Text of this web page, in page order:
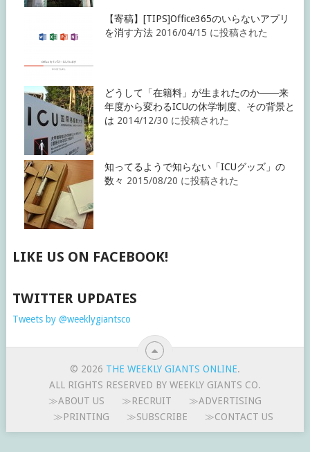
【寄稿】[TIPS]Office365のいらないアプリ
を消す方法 2016/04/15 に投稿された
どうして「在籍料」が生まれたのか――来
年度から変わるICUの休学制度、その背景と
は 2014/12/30 に投稿された
知ってるようで知らない「ICUグッズ」の
数々 2015/08/20 に投稿された
LIKE US ON FACEBOOK!
TWITTER UPDATES
Tweets by @weeklygiantsco
© 2026 THE WEEKLY GIANTS ONLINE.
ALL RIGHTS RESERVED BY WEEKLY GIANTS CO.
≫ABOUT US
≫RECRUIT
≫ADVERTISING
≫PRINTING
≫SUBSCRIBE ≫CONTACT US